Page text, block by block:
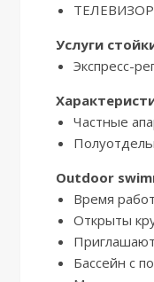
ТЕЛЕВИЗОР
Услуги
Экспресс-
Частные
Outdoor
Время
Открыты
Бассейн с